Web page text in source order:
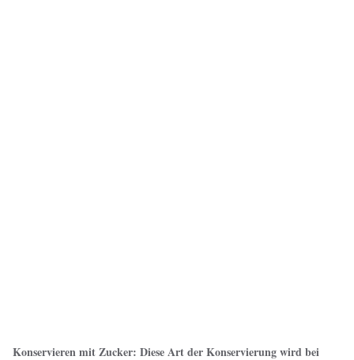
Konservieren mit Zucker: Diese Art der Konservierung wird bei